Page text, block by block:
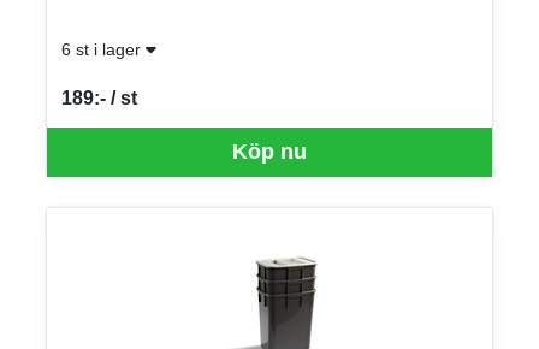
6 st i lager
Köp nu
189:- / st
SEK per ST